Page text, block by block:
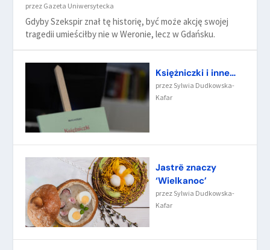
przez Gazeta Uniwersytecka
Gdyby Szekspir znał tę historię, być może akcję swojej
tragedii umieściłby nie w Weronie, lecz w Gdańsku.
Księżniczki i inne…
przez Sylwia Dudkowska-
Kafar
Jastrë znaczy
‘Wielkanoc’
przez Sylwia Dudkowska-
Kafar